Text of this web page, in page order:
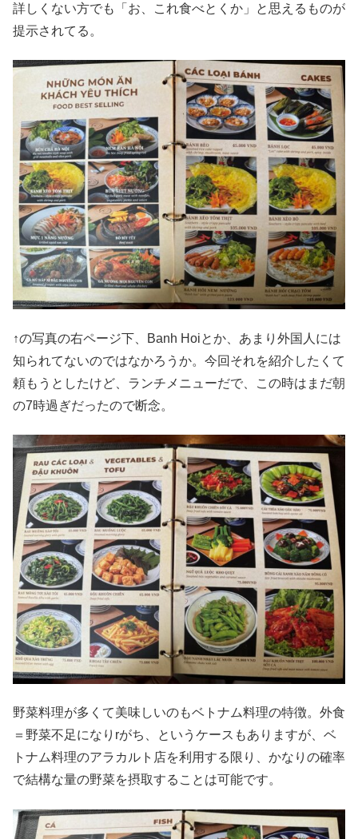
詳しくない方でも「お、これ食べとくか」と思えるものが
提示されてる。
↑の写真の右ページ下、Banh Hoiとか、あまり外国人には
知られてないのではなかろうか。今回それを紹介したくて
頼もうとしたけど、ランチメニューだで、この時はまだ朝
の7時過ぎだったので断念。
野菜料理が多くて美味しいのもベトナム料理の特徴。外食
＝野菜不足になりrがち、というケースもありますが、ベ
トナム料理のアラカルト店を利用する限り、かなりの確率
で結構な量の野菜を摂取することは可能です。